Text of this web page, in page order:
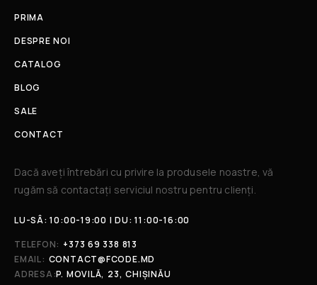
PRIMA
DESPRE NOI
CATALOG
BLOG
SALE
CONTACT
Dacă aveți întrebări cu privire la produsele noastre, vă
rugăm să contactați serviciul nostru pentru clienți.​
LU-SÂ: 10:00-19:00 | DU: 11:00-16:00
TELEFON: +373 69 338 813
EMAIL: CONTACT@FCODE.MD
ADRESA:P. MOVILĂ, 23, CHIȘINĂU